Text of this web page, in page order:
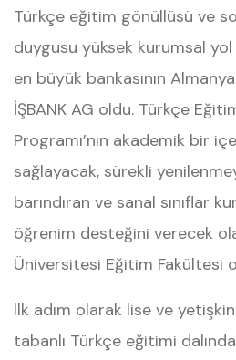
Türkçe eğitim gönüllüsü ve
duygusu yüksek kurumsal yol
en büyük bankasının
İŞBANK AG oldu. Türkçe
Programı’nın akademik bir
sağlayacak, sürekli
barındıran ve sanal sınıflar
öğrenim desteğini verecek
Üniversitesi Eğitim Fakültesi
llk adım olarak lise ve
tabanlı Türkçe eğitimi